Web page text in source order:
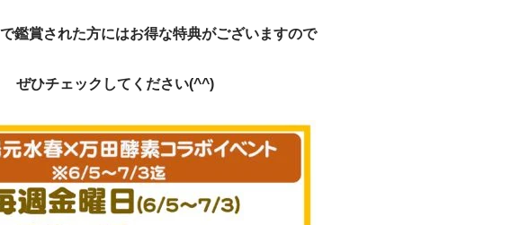
鑑賞された方にはお得な特典がございますので
ぜひチェックしてください(^^)